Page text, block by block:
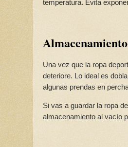
temperatura. Evita
Una vez que la ropa
deteriore. Lo ideal es
algunas prendas en
Si vas a guardar la ropa
almacenamiento al vacío